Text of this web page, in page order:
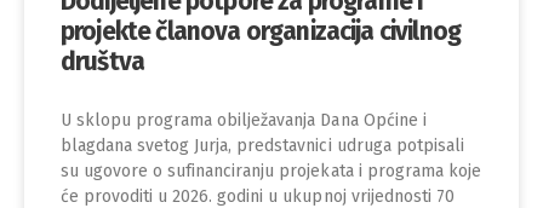
projekte članova organizacija civilnog
društva
U sklopu programa obilježavanja Dana Općine i
blagdana svetog Jurja, predstavnici udruga potpisali
su ugovore o sufinanciranju projekata i programa koje
će provoditi u 2026. godini u ukupnoj vrijednosti 70